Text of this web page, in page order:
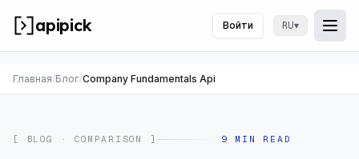
apipick Войти RU▾
Главная/Блог/Company Fundamentals Api
[ BLOG ·COMPARISON ] 9 MIN READ